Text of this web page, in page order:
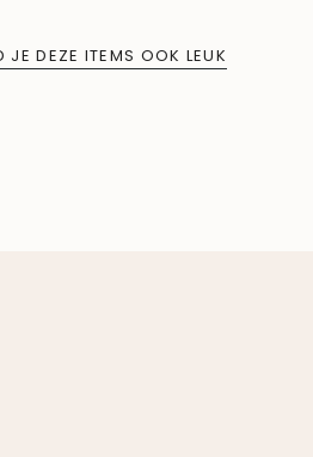
JE DEZE ITEMS OOK LEUK